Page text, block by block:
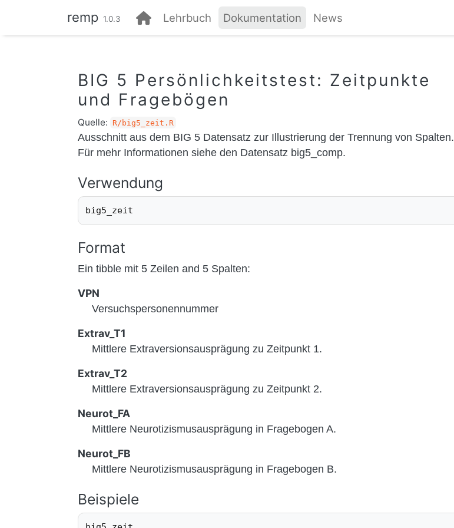
remp 1.0.3 Lehrbuch Dokumentation News
BIG 5 Persönlichkeitstest: Zeitpunkte
und Fragebögen
Quelle: R/big5_zeit.R
Ausschnitt aus dem BIG 5 Datensatz zur Illustrierung der Trennung von Spalten.
Für mehr Informationen siehe den Datensatz big5_comp.
Verwendung
big5_zeit
Format
Ein tibble mit 5 Zeilen and 5 Spalten:
VPN
Versuchspersonennummer
Extrav_T1
Mittlere Extraversionsausprägung zu Zeitpunkt 1.
Extrav_T2
Mittlere Extraversionsausprägung zu Zeitpunkt 2.
Neurot_FA
Mittlere Neurotizismusausprägung in Fragebogen A.
Neurot_FB
Mittlere Neurotizismusausprägung in Fragebogen B.
Beispiele